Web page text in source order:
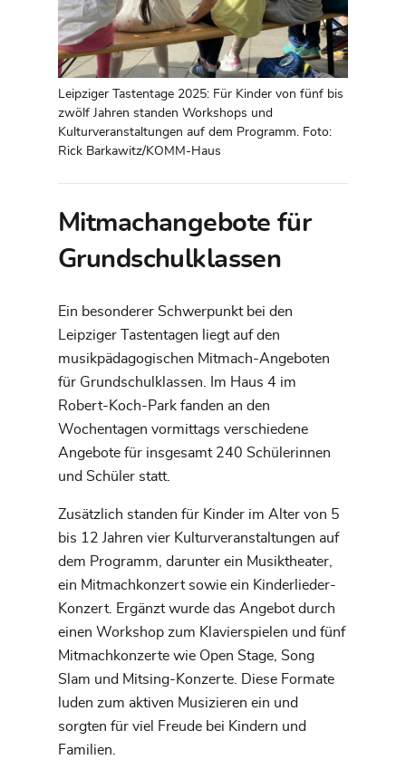
Leipziger Tastentage 2025: Für Kinder von fünf bis
zwölf Jahren standen Workshops und
Kulturveranstaltungen auf dem Programm. Foto:
Rick Barkawitz/KOMM-Haus
Mitmachangebote für
Grundschulklassen
Ein besonderer Schwerpunkt bei den
Leipziger Tastentagen liegt auf den
musikpädagogischen Mitmach-Angeboten
für Grundschulklassen. Im Haus 4 im
Robert-Koch-Park fanden an den
Wochentagen vormittags verschiedene
Angebote für insgesamt 240 Schülerinnen
und Schüler statt.
Zusätzlich standen für Kinder im Alter von 5
bis 12 Jahren vier Kulturveranstaltungen auf
dem Programm, darunter ein Musiktheater,
ein Mitmachkonzert sowie ein Kinderlieder-
Konzert. Ergänzt wurde das Angebot durch
einen Workshop zum Klavierspielen und fünf
Mitmachkonzerte wie Open Stage, Song
Slam und Mitsing-Konzerte. Diese Formate
luden zum aktiven Musizieren ein und
sorgten für viel Freude bei Kindern und
Familien.